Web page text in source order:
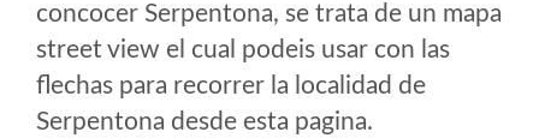
concocer Serpentona, se trata de un mapa
street view el cual podeis usar con las
flechas para recorrer la localidad de
Serpentona desde esta pagina.